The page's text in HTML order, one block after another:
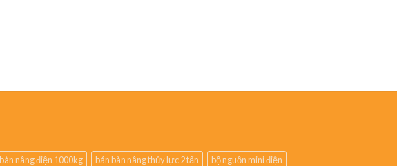
bàn nâng điện 1000kg bán bàn nâng thủy lực 2 tấn
bộ nguồn mini điện